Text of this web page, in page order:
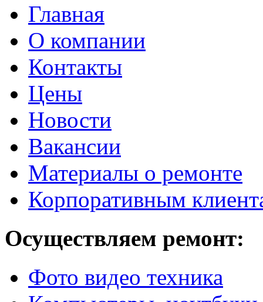
Главная
О компании
Контакты
Цены
Новости
Вакансии
Материалы о ремонте
Корпоративным
Осуществляем ремонт:
Фото видео техника